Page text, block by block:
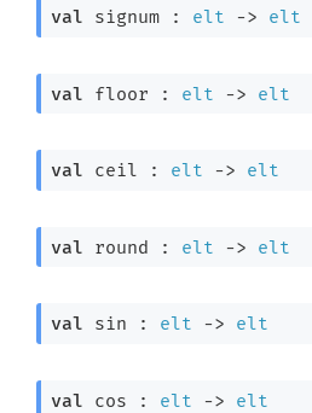
val signum : elt -> elt
val floor : elt -> elt
val ceil : elt -> elt
val round : elt -> elt
val sin : elt -> elt
val cos : elt -> elt